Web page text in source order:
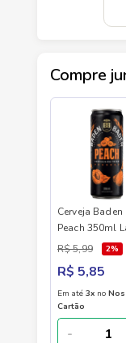
Compre
Cerveja Baden
Peach 350ml
R$ 5,99
2%
R$ 5,85
Em até 3x no
Cartão
-